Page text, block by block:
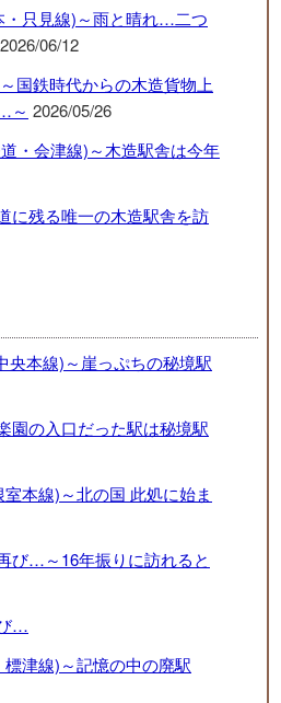
・只見線)～雨と晴れ…二つ
2026/06/12
国鉄時代からの木造貨物上
～ 2026/05/26
・会津線)～木造駅舎は今年
に残る唯一の木造駅舎を訪
央本線)～崖っぷちの秘境駅
園の入口だった駅は秘境駅
本線)～北の国 此処に始ま
び…～16年振りに訪れると
…
標津線)～記憶の中の廃駅